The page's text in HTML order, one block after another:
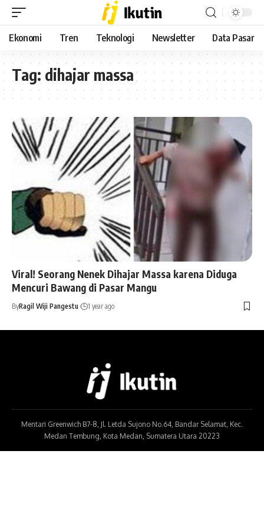
Ekonomi Tren Teknologi Newsletter Data Pasar
Tag: dihajar massa
Viral! Seorang Nenek Dihajar Massa karena Diduga
Mencuri Bawang di Pasar Mangu
ByRagil Wiji Pangestu 1 year ago
Mentari Greenwich B7-8, Jl. Letda Sujono No.64, Bandar Selamat, Kec.
Medan Tembung, Kota Medan, Sumatera Utara 20223